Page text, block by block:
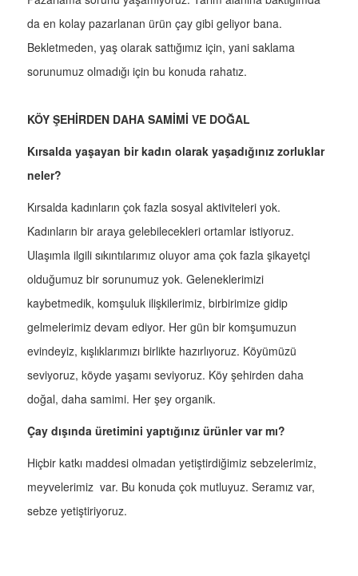
da en kolay pazarlanan ürün çay gibi geliyor bana.
Bekletmeden, yaş olarak sattığımız için, yani saklama
sorunumuz olmadığı için bu konuda rahatız.
KÖY ŞEHİRDEN DAHA SAMİMİ VE DOĞAL
Kırsalda yaşayan bir kadın olarak yaşadığınız zorluklar
neler?
Kırsalda kadınların çok fazla sosyal aktiviteleri yok.
Kadınların bir araya gelebilecekleri ortamlar istiyoruz.
Ulaşımla ilgili sıkıntılarımız oluyor ama çok fazla şikayetçi
olduğumuz bir sorunumuz yok. Geleneklerimizi
kaybetmedik, komşuluk ilişkilerimiz, birbirimize gidip
gelmelerimiz devam ediyor. Her gün bir komşumuzun
evindeyiz, kışlıklarımızı birlikte hazırlıyoruz. Köyümüzü
seviyoruz, köyde yaşamı seviyoruz. Köy şehirden daha
doğal, daha samimi. Her şey organik.
Çay dışında üretimini yaptığınız ürünler var mı?
Hiçbir katkı maddesi olmadan yetiştirdiğimiz sebzelerimiz,
meyvelerimiz var. Bu konuda çok mutluyuz. Seramız var,
sebze yetiştiriyoruz.